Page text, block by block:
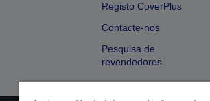
Registo CoverPlus
Contacte-nos
Pesquisa de
revendedores